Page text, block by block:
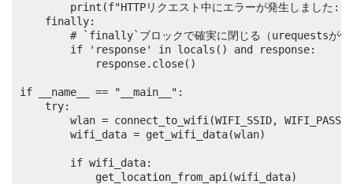
print(f"HTTPリクエスト中にエラーが発生しました:
    finally:
# `finally`ブロックで確実に閉じる（urequestsが例
        if 'response' in locals() and response:
            response.close()
if __name__ == "__main__":
    try:
wlan = connect_to_wifi(WIFI_SSID,
        wifi_data = get_wifi_data(wlan)
        if wifi_data:
            get_location_from_api(wifi_data)